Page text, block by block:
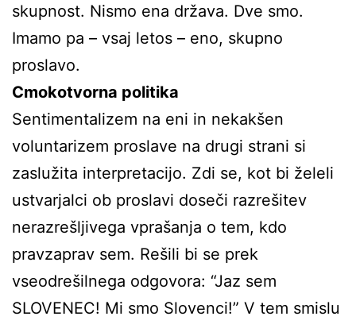
skupnost. Nismo ena država. Dve smo.
Imamo pa – vsaj letos – eno, skupno
proslavo.
Cmokotvorna politika
Sentimentalizem na eni in nekakšen
voluntarizem proslave na drugi strani si
zaslužita interpretacijo. Zdi se, kot bi želeli
ustvarjalci ob proslavi doseči razrešitev
nerazrešljivega vprašanja o tem, kdo
pravzaprav sem. Rešili bi se prek
vseodrešilnega odgovora: “Jaz sem
SLOVENEC! Mi smo Slovenci!” V tem smislu